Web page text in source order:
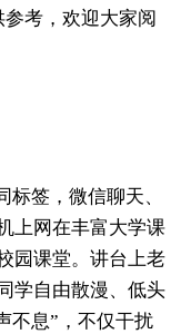
考，欢迎大家阅
标签，微信聊天、
上网在丰富大学课
园课堂。讲台上老
学自由散漫、低头
不息”，不仅干扰